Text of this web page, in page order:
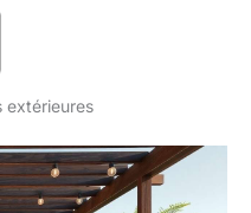
extérieures